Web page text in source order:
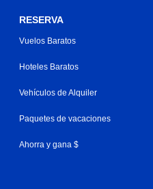
RESERVA
Vuelos Baratos
Hoteles Baratos
Vehículos de Alquiler
Paquetes de vacaciones
Ahorra y gana $